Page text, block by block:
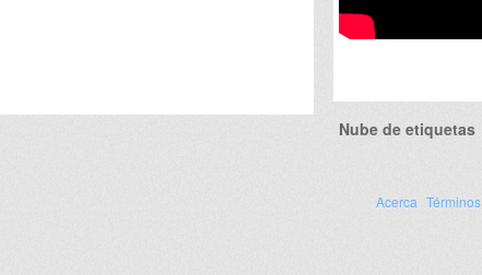
Nube de etiquetas
Acerca Términos